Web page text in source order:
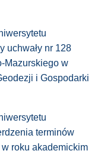
uchwały nr 128
Mazurskiego w
i Gospodarki
terminów
roku akademickim